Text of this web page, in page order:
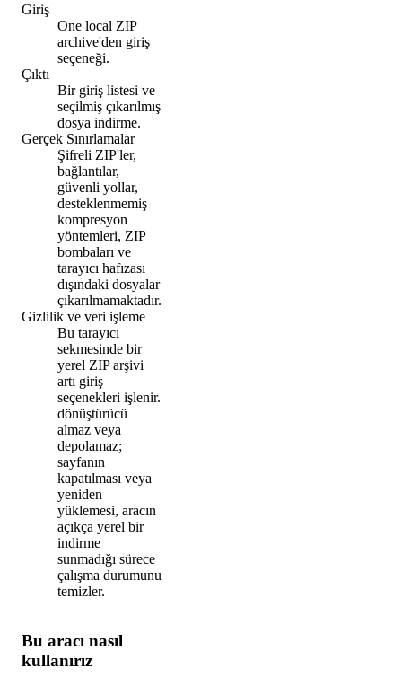
Giriş
One local ZIP
archive'den giriş
seçeneği.
Çıktı
Bir giriş listesi ve
seçilmiş çıkarılmış
dosya indirme.
Gerçek Sınırlamalar
Şifreli ZIP'ler,
bağlantılar,
güvenli yollar,
desteklenmemiş
kompresyon
yöntemleri, ZIP
bombaları ve
tarayıcı hafızası
dışındaki dosyalar
çıkarılmamaktadır.
Gizlilik ve veri işleme
Bu tarayıcı
sekmesinde bir
yerel ZIP arşivi
artı giriş
seçenekleri işlenir.
dönüştürücü
almaz veya
depolamaz;
sayfanın
kapatılması veya
yeniden
yüklemesi, aracın
açıkça yerel bir
indirme
sunmadığı sürece
çalışma durumunu
temizler.
Bu aracı nasıl
kullanırız